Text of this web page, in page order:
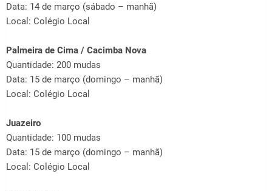
Data: 14 de março (sábado – manhã)
Local: Colégio Local
Palmeira de Cima / Cacimba Nova
Quantidade: 200 mudas
Data: 15 de março (domingo – manhã)
Local: Colégio Local
Juazeiro
Quantidade: 100 mudas
Data: 15 de março (domingo – manhã)
Local: Colégio Local